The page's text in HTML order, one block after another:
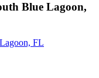
Blue Lagoon,
FL